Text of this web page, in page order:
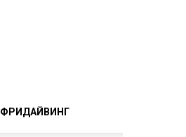
ФРИДАЙВИНГ